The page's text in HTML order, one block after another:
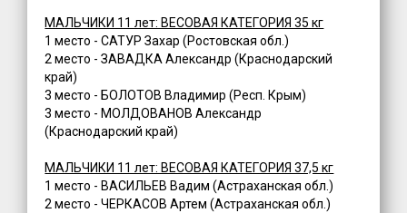
МАЛЬЧИКИ 11 лет: ВЕСОВАЯ КАТЕГОРИЯ 35 кг
1 место - САТУР Захар (Ростовская обл.)
2 место - ЗАВАДКА Александр (Краснодарский
край)
3 место - БОЛОТОВ Владимир (Респ. Крым)
3 место - МОЛДОВАНОВ Александр
(Краснодарский край)
МАЛЬЧИКИ 11 лет: ВЕСОВАЯ КАТЕГОРИЯ 37,5 кг
1 место - ВАСИЛЬЕВ Вадим (Астраханская обл.)
2 место - ЧЕРКАСОВ Артем (Астраханская обл.)